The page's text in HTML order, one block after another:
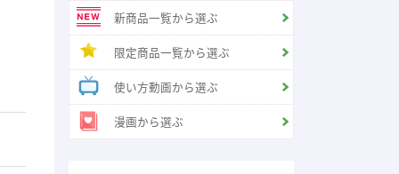
新商品一覧から選ぶ
限定商品一覧から選ぶ
使い方動画から選ぶ
漫画から選ぶ